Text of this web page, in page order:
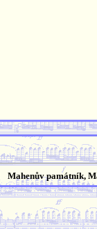
Mahenův památník,